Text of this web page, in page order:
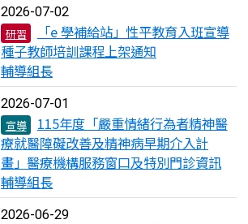
2026-07-02
研習
「e 學補給站」性平教育入班宣導
種子教師培訓課程上架通知
輔導組長
2026-07-01
宣導
115年度「嚴重情緒行為者精神醫
療就醫障礙改善及精神病早期介入計
畫」醫療機構服務窗口及特別門診資訊
輔導組長
2026-06-29